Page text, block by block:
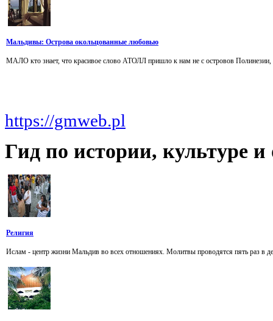
Мальдивы: Острова окольцованные любовью
МАЛО кто знает, что красивое слово АТОЛЛ пришло к нам не с островов
https://gmweb.pl
Гид по истории, культуре
Религия
Ислам - центр жизни Мальдив во всех отношениях. Молитвы проводятся пять раз в